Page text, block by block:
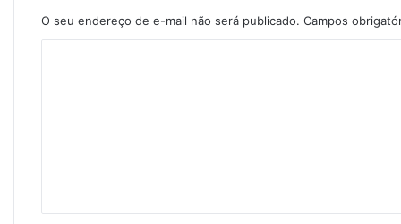
O seu endereço de e-mail não será publicado. Campos